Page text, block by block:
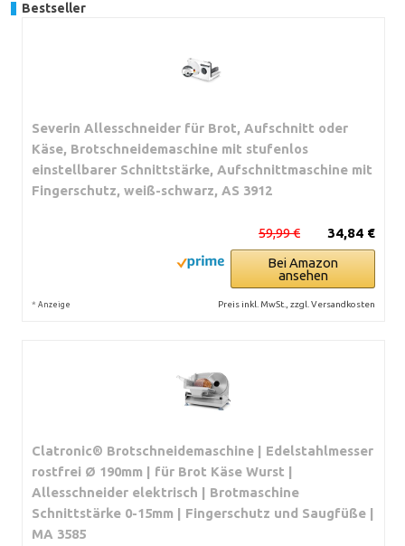
Bestseller
Severin Allesschneider für Brot, Aufschnitt oder
Käse, Brotschneidemaschine mit stufenlos
einstellbarer Schnittstärke, Aufschnittmaschine mit
Fingerschutz, weiß-schwarz, AS 3912
34,84 €
59,99 €
Bei Amazon
ansehen
* Anzeige Preis inkl. MwSt., zzgl. Versandkosten
Clatronic® Brotschneidemaschine | Edelstahlmesser
rostfrei Ø 190mm | für Brot Käse Wurst |
Allesschneider elektrisch | Brotmaschine
Schnittstärke 0-15mm | Fingerschutz und Saugfüße |
MA 3585